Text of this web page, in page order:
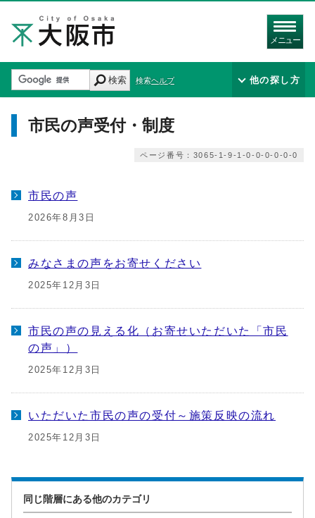
メニュー
検索 検索ヘルプ 他の探し方
市民の声受付・制度
ページ番号：3065-1-9-1-0-0-0-0-0-0
市民の声
2026年8月3日
みなさまの声をお寄せください
2025年12月3日
市民の声の見える化（お寄せいただいた「市民
の声」）
2025年12月3日
いただいた市民の声の受付～施策反映の流れ
2025年12月3日
同じ階層にある他のカテゴリ